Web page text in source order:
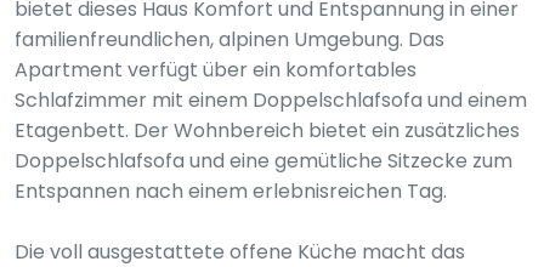
bietet dieses Haus Komfort und Entspannung in einer
familienfreundlichen, alpinen Umgebung. Das
Apartment verfügt über ein komfortables
Schlafzimmer mit einem Doppelschlafsofa und einem
Etagenbett. Der Wohnbereich bietet ein zusätzliches
Doppelschlafsofa und eine gemütliche Sitzecke zum
Entspannen nach einem erlebnisreichen Tag.
Die voll ausgestattete offene Küche macht das